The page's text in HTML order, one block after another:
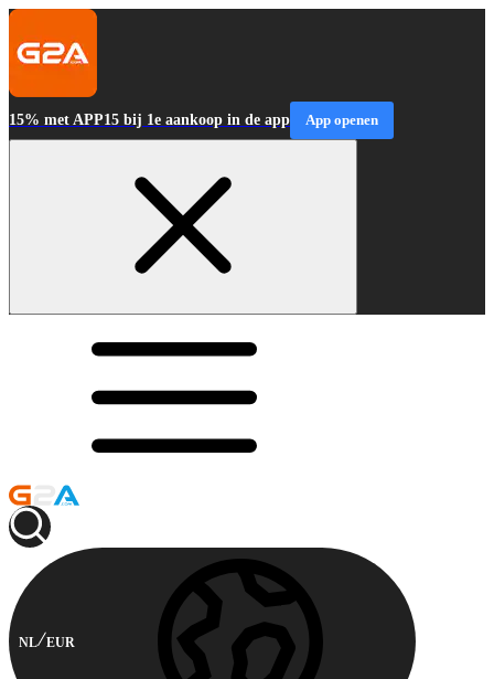
15% met APP15 bij 1e aankoop in de app App openen
NL EUR